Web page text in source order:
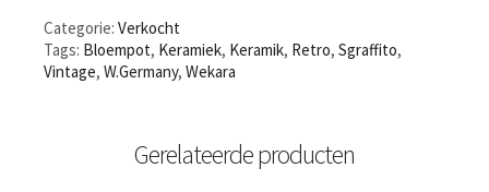
Categorie: Verkocht
Tags: Bloempot, Keramiek, Keramik, Retro, Sgraffito,
Vintage, W.Germany, Wekara
Gerelateerde producten